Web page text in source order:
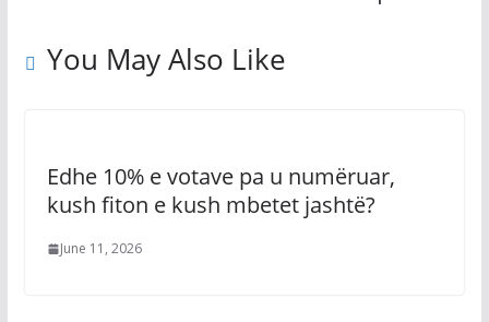
You May Also Like
Edhe 10% e votave pa u numëruar,
kush fiton e kush mbetet jashtë?
June 11, 2026